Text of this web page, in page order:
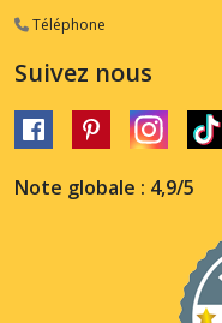
Téléphone
Suivez nous
Note globale : 4,9/5